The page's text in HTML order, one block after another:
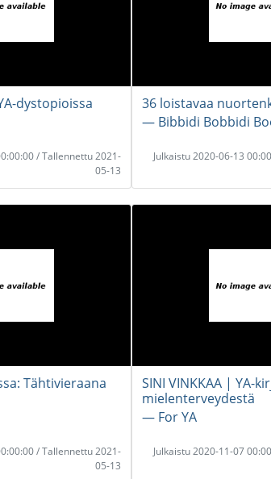
dystopioissa
/ Tallennettu 2021-
05-13
36 loistavaa
― Bibbidi Bobbidi
Julkaistu 2020-06-13
Tähtivieraana
/ Tallennettu 2021-
05-13
SINI VINKKAA | YA-
mielenterveydestä
― For YA
Julkaistu 2020-11-07